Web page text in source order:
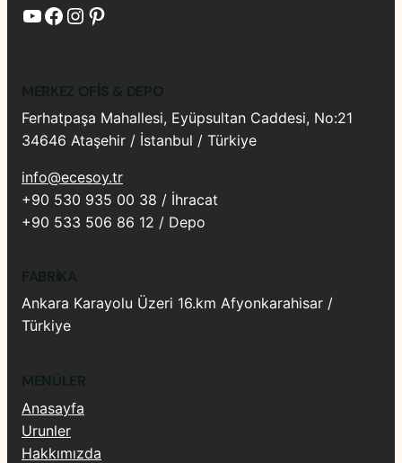
YouTube Facebook Instagram Pinterest
MERKEZ OFIS & DEPO
Ferhatpaşa Mahallesi, Eyüpsultan Caddesi, No:21
34646 Ataşehir / İstanbul / Türkiye
info@ecesoy.tr
+90 530 935 00 38 / İhracat
+90 533 506 86 12 / Depo
FABRIKA
Ankara Karayolu Üzeri 16.km Afyonkarahisar /
Türkiye
MENÜLER
Anasayfa
Urunler
Hakkımızda